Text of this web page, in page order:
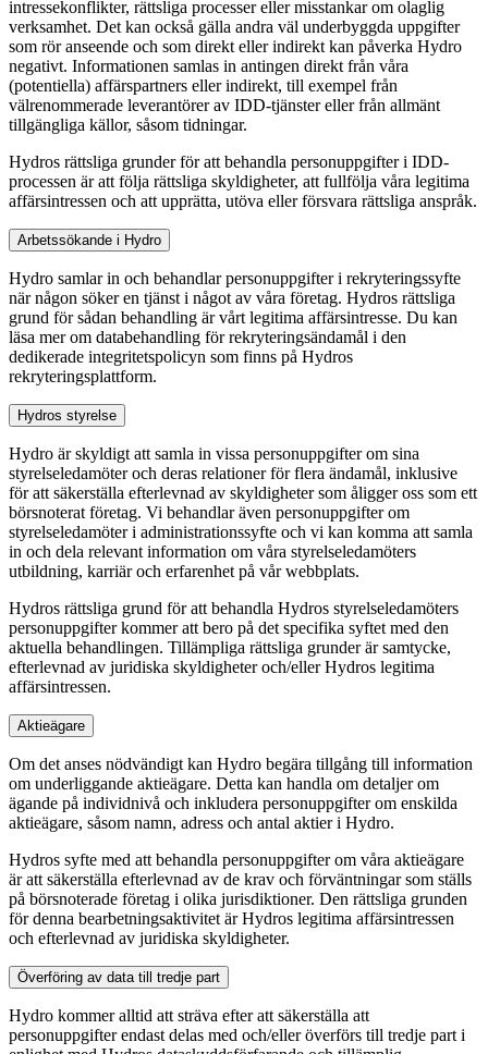
intressekonflikter, rättsliga processer eller misstankar om olaglig
verksamhet. Det kan också gälla andra väl underbyggda uppgifter
som rör anseende och som direkt eller indirekt kan påverka Hydro
negativt. Informationen samlas in antingen direkt från våra
(potentiella) affärspartners eller indirekt, till exempel från
välrenommerade leverantörer av IDD‑tjänster eller från allmänt
tillgängliga källor, såsom tidningar.
Hydros rättsliga grunder för att behandla personuppgifter i IDD-
processen är att följa rättsliga skyldigheter, att fullfölja våra legitima
affärsintressen och att upprätta, utöva eller försvara rättsliga anspråk.
Arbetssökande i Hydro
Hydro samlar in och behandlar personuppgifter i rekryteringssyfte
när någon söker en tjänst i något av våra företag. Hydros rättsliga
grund för sådan behandling är vårt legitima affärsintresse. Du kan
läsa mer om databehandling för rekryteringsändamål i den
dedikerade integritetspolicyn som finns på Hydros
rekryteringsplattform.
Hydros styrelse
Hydro är skyldigt att samla in vissa personuppgifter om sina
styrelseledamöter och deras relationer för flera ändamål, inklusive
för att säkerställa efterlevnad av skyldigheter som åligger oss som ett
börsnoterat företag. Vi behandlar även personuppgifter om
styrelseledamöter i administrationssyfte och vi kan komma att samla
in och dela relevant information om våra styrelseledamöters
utbildning, karriär och erfarenhet på vår webbplats.
Hydros rättsliga grund för att behandla Hydros styrelseledamöters
personuppgifter kommer att bero på det specifika syftet med den
aktuella behandlingen. Tillämpliga rättsliga grunder är samtycke,
efterlevnad av juridiska skyldigheter och/eller Hydros legitima
affärsintressen.
Aktieägare
Om det anses nödvändigt kan Hydro begära tillgång till information
om underliggande aktieägare. Detta kan handla om detaljer om
ägande på individnivå och inkludera personuppgifter om enskilda
aktieägare, såsom namn, adress och antal aktier i Hydro.
Hydros syfte med att behandla personuppgifter om våra aktieägare
är att säkerställa efterlevnad av de krav och förväntningar som ställs
på börsnoterade företag i olika jurisdiktioner. Den rättsliga grunden
för denna bearbetningsaktivitet är Hydros legitima affärsintressen
och efterlevnad av juridiska skyldigheter.
Överföring av data till tredje part
Hydro kommer alltid att sträva efter att säkerställa att
personuppgifter endast delas med och/eller överförs till tredje part i